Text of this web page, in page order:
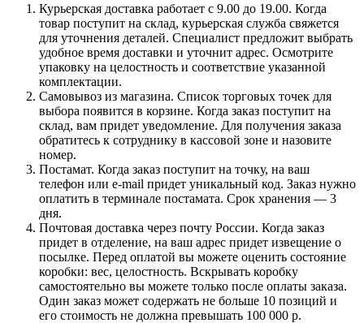
Курьерская доставка работает с 9.00 до 19.00. Когда
товар поступит на склад, курьерская служба свяжется
для уточнения деталей. Специалист предложит выбрать
удобное время доставки и уточнит адрес. Осмотрите
упаковку на целостность и соответствие указанной
комплектации.
Самовывоз из магазина. Список торговых точек для
выбора появится в корзине. Когда заказ поступит на
склад, вам придет уведомление. Для получения заказа
обратитесь к сотруднику в кассовой зоне и назовите
номер.
Постамат. Когда заказ поступит на точку, на ваш
телефон или e-mail придет уникальный код. Заказ нужно
оплатить в терминале постамата. Срок хранения — 3
дня.
Почтовая доставка через почту России. Когда заказ
придет в отделение, на ваш адрес придет извещение о
посылке. Перед оплатой вы можете оценить состояние
коробки: вес, целостность. Вскрывать коробку
самостоятельно вы можете только после оплаты заказа.
Один заказ может содержать не больше 10 позиций и
его стоимость не должна превышать 100 000 р.